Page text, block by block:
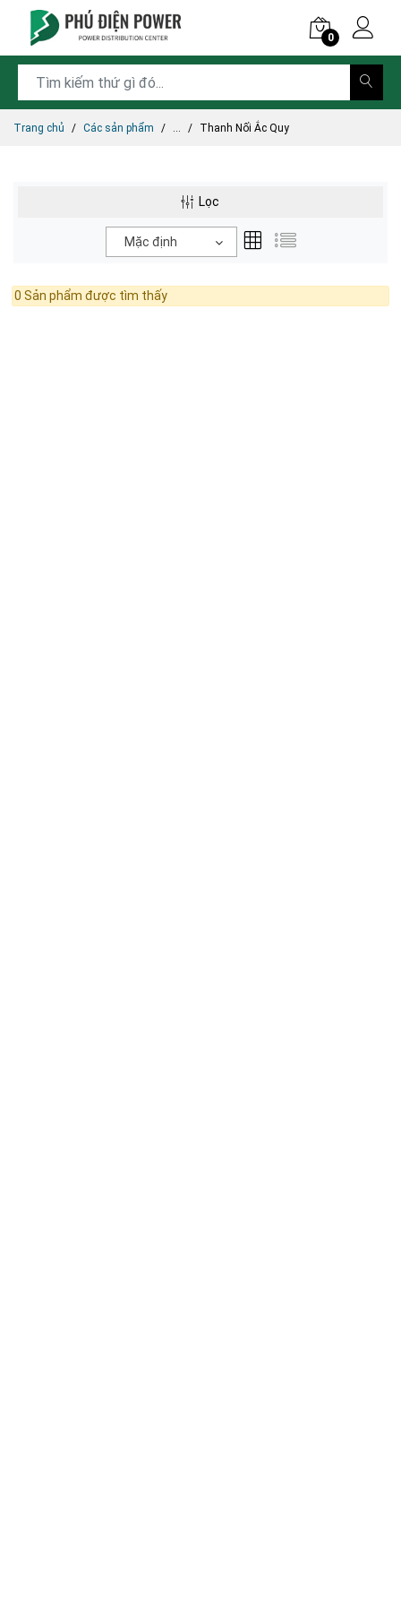
0
Trang chủ Các sản phẩm ... Thanh Nối Ắc Quy
Lọc
Mặc định
0 Sản phẩm được tìm thấy